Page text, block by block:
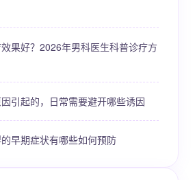
果好？2026年男科医生科普诊疗方
引起的，日常需要避开哪些诱因
早期症状有哪些如何预防